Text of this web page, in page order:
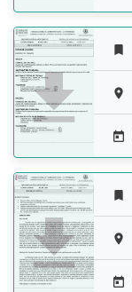







